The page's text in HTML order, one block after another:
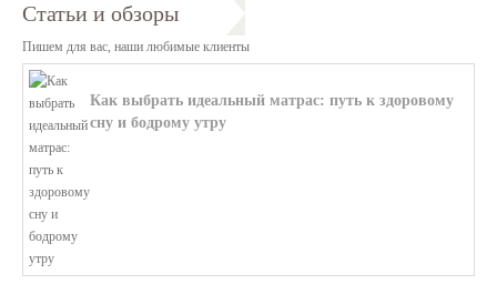
Статьи и обзоры
Пишем для вас, наши любимые клиенты
Как выбрать идеальный матрас: путь к здоровому
сну и бодрому утру